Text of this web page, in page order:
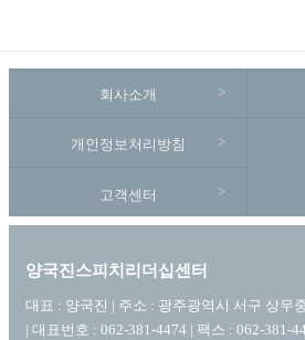
회사소개
개인정보처리방침
고객센터
양국진스피치리더십센터
대표 : 양국진 | 주소 : 광주광역시 서구 상무
| 대표번호 : 062-381-4474 | 팩스 : 062-381-